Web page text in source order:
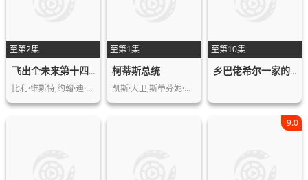
至第2集
飞出个未来第十四季
比利·维斯特,约翰·迪·马吉欧,凯蒂·…
至第1集
柯蒂斯总统
凯斯·大卫,斯蒂芬妮·比翠丝,吉姆·拉…
至第10集
乡巴佬希尔一家的幸福生活第十五季
9.0